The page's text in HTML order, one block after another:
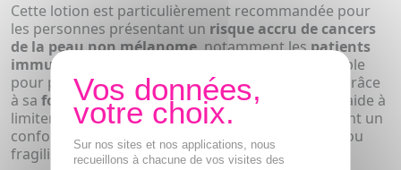
Cette lotion est particulièrement recommandée pour
les personnes présentant un risque accru de cancers
de la peau non mélanome, notamment lespatients
immunosupprimés
, et constitue une solution fiable
pour préserver la santé de la peau au quotidien. Grâce
à sa formule hautement protectrice
aide à
limiter l'exposition aux rayons nocifs tout en offrant un
confort d'application adapté aux peaux sensibles ou
fragilisées.
Sur nos sites et nos applications, nous
recueillons à chacune de vos visites des